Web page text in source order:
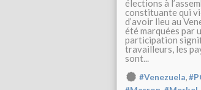
élections à
constituante qui
d’avoir lieu au
été marquées par
participation
travailleurs, les
sont...
#Venezuela,